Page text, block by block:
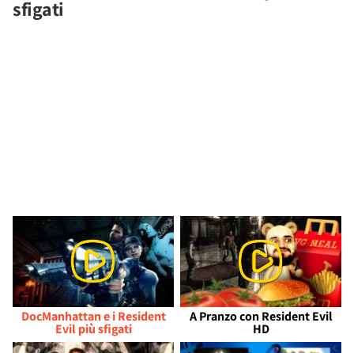
sfigati
DocManhattan e i Resident
Evil più sfigati
A Pranzo con Resident Evil
HD